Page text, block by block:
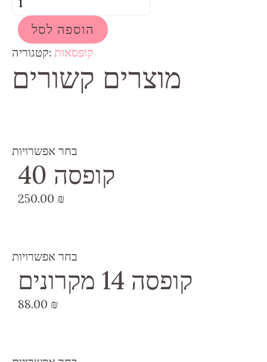
של
פינה
קולדה
(פרווה)
הוספה לסל
קטגוריה: קופסאות
מוצרים קשורים
בחר אפשרויות
קופסה 40
250.00 ₪
בחר אפשרויות
קופסה 14 מקרונים
88.00 ₪